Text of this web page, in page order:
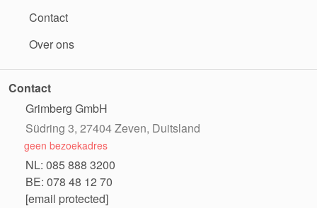
Contact
Over ons
Contact
Grimberg GmbH
Südring 3, 27404 Zeven, Duitsland
geen bezoekadres
NL: 085 888 3200
BE: 078 48 12 70
[email protected]